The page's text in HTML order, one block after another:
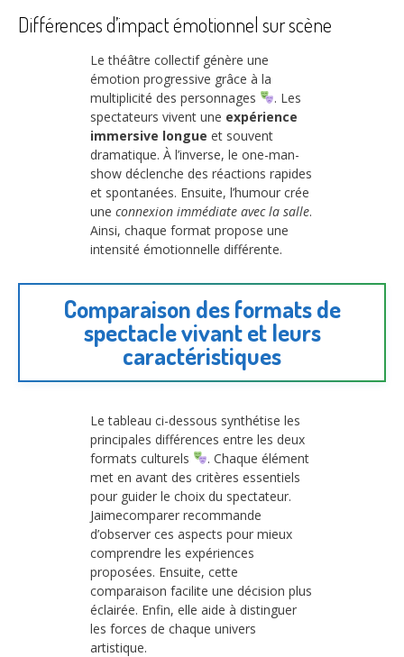
Différences d’impact émotionnel sur scène
Le théâtre collectif génère une
émotion progressive grâce à la
multiplicité des personnages
. Les
spectateurs vivent une expérience
immersive longue et souvent
dramatique. À l’inverse, le one-man-
show déclenche des réactions rapides
et spontanées. Ensuite, l’humour crée
une connexion immédiate avec la salle.
Ainsi, chaque format propose une
intensité émotionnelle différente.
Comparaison des formats de
spectacle vivant et leurs
caractéristiques
Le tableau ci-dessous synthétise les
principales différences entre les deux
formats culturels
. Chaque élément
met en avant des critères essentiels
pour guider le choix du spectateur.
Jaimecomparer recommande
d’observer ces aspects pour mieux
comprendre les expériences
proposées. Ensuite, cette
comparaison facilite une décision plus
éclairée. Enfin, elle aide à distinguer
les forces de chaque univers
artistique.